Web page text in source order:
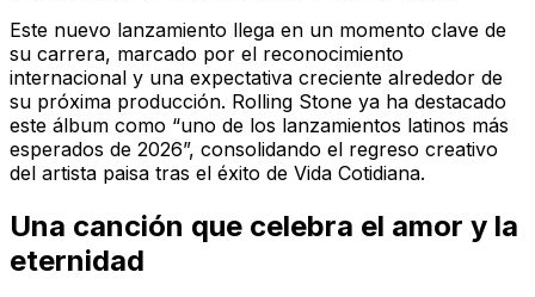
Este nuevo lanzamiento llega en un momento clave de
su carrera, marcado por el reconocimiento
internacional y una expectativa creciente alrededor de
su próxima producción. Rolling Stone ya ha destacado
este álbum como “uno de los lanzamientos latinos más
esperados de 2026”, consolidando el regreso creativo
del artista paisa tras el éxito de Vida Cotidiana.
Una canción que celebra el amor y la
eternidad